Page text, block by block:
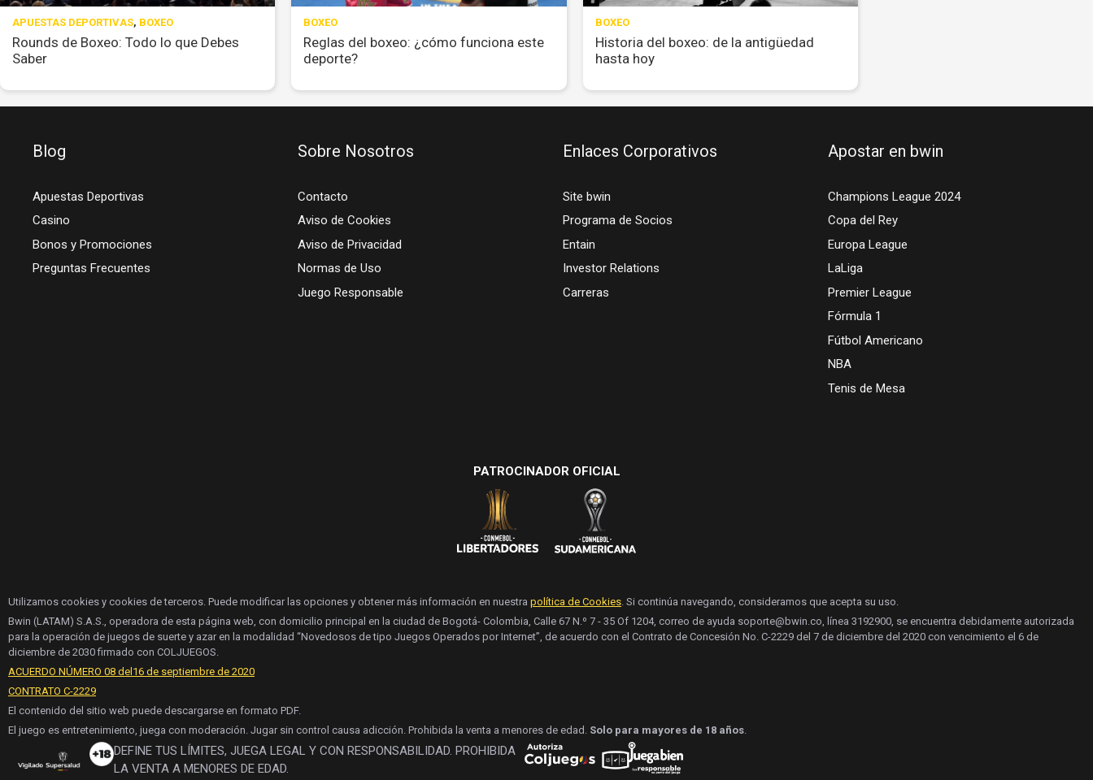
APUESTAS DEPORTIVAS, BOXEO
Rounds de Boxeo: Todo lo que Debes
Saber
BOXEO
Reglas del boxeo: ¿cómo funciona este
deporte?
BOXEO
Historia del boxeo: de la antigüedad
hasta hoy
Blog
Apuestas Deportivas
Casino
Bonos y Promociones
Preguntas Frecuentes
Sobre Nosotros
Contacto
Aviso de Cookies
Aviso de Privacidad
Normas de Uso
Juego Responsable
Enlaces Corporativos
Site bwin
Programa de Socios
Entain
Investor Relations
Carreras
Apostar en bwin
Champions League 2024
Copa del Rey
Europa League
LaLiga
Premier League
Fórmula 1
Fútbol Americano
NBA
Tenis de Mesa
PATROCINADOR OFICIAL
Utilizamos cookies y cookies de terceros. Puede modificar las opciones y obtener más información en nuestra política de Cookies . Si continúa navegando, consideramos que acepta su uso.
Bwin (LATAM) S.A.S., operadora de esta página web, con domicilio principal en la ciudad de Bogotá- Colombia, Calle 67 N.º 7 - 35 Of 1204, correo de ayuda soporte@bwin.co, línea 3192900, se encuentra debidamente autorizada
para la operación de juegos de suerte y azar en la modalidad “Novedosos de tipo Juegos Operados por Internet”, de acuerdo con el Contrato de Concesión No. C-2229 del 7 de diciembre del 2020 con vencimiento el 6 de
diciembre de 2030 firmado con COLJUEGOS.
ACUERDO NÚMERO 08 del16 de septiembre de 2020
CONTRATO C-2229
El contenido del sitio web puede descargarse en formato PDF.
El juego es entretenimiento, juega con moderación. Jugar sin control causa adicción. Prohibida la venta a menores de edad. Solo para mayores de 18 años
DEFINE TUS LÍMITES, JUEGA LEGAL Y CON RESPONSABILIDAD. PROHIBIDA
LA VENTA A MENORES DE EDAD.